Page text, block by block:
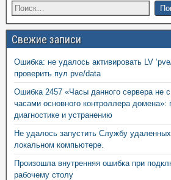
Свежие записи
Ошибка: не удалось активировать LV
проверить пул pve/data
Ошибка 2457 «Часы данного сервера не
часами основного контроллера домена»:
диагностике и устранению
Не удалось запустить Службу
локальном компьютере.
Произошла внутренняя ошибка при
рабочему столу